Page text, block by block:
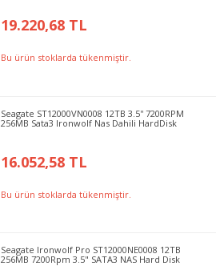
19.220,68 TL
Bu ürün stoklarda tükenmiştir.
Seagate ST12000VN0008 12TB 3.5'' 7200RPM
256MB Sata3 Ironwolf Nas Dahili HardDisk
16.052,58 TL
Bu ürün stoklarda tükenmiştir.
Seagate Ironwolf Pro ST12000NE0008 12TB
256MB 7200Rpm 3.5" SATA3 NAS Hard Disk